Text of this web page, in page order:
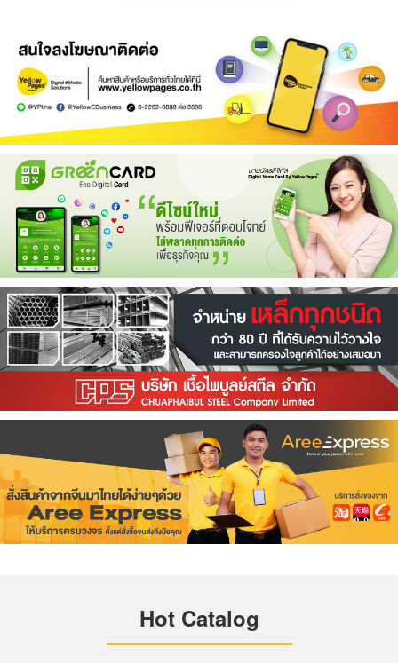
Hot Catalog